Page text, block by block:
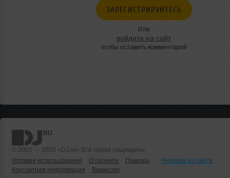
ЗАРЕГИСТРИРУЙТЕСЬ
Или
войдите на сайт
чтобы оставить комментарий
© 2001 — 2026 «DJ.ru» Все права защищены.
Условия использования
О проекте Помощь
Реклама на сайте
Контактная информация
Вакансии